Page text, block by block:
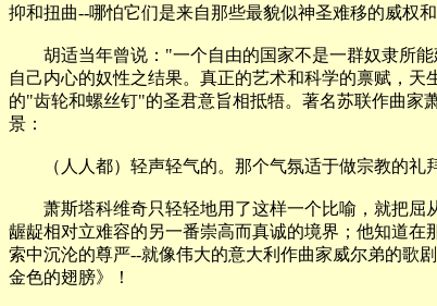
抑和扭曲--哪怕它们是来自那些最貌似神圣难移的威权和
胡适当年曾说："一个自由的国家不是一群奴隶所能
自己内心的奴性之结果。真正的艺术和科学的禀赋，
的"齿轮和螺丝钉"的圣君意旨相抵牾。著名苏联作曲
景：
（人人都）轻声轻气的。那个气氛适于做宗教的礼拜
萧斯塔科维奇只轻轻地用了这样一个比喻，就把屈
龌龊相对立难容的另一番崇高而真诚的境界；他知道
索中沉沦的尊严--就像伟大的意大利作曲家威尔弟的歌
金色的翅膀》！